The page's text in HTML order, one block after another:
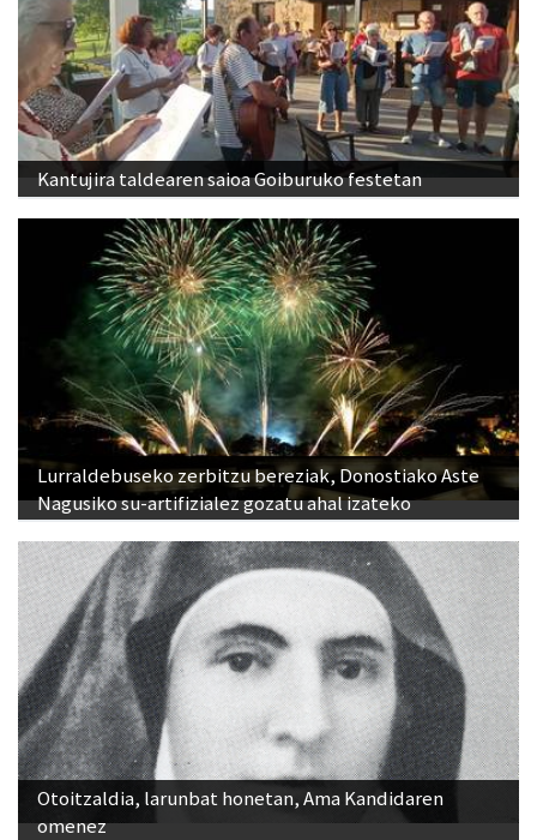
Kantujira taldearen saioa Goiburuko festetan
Lurraldebuseko zerbitzu bereziak, Donostiako Aste
Nagusiko su-artifizialez gozatu ahal izateko
Otoitzaldia, larunbat honetan, Ama Kandidaren
omenez